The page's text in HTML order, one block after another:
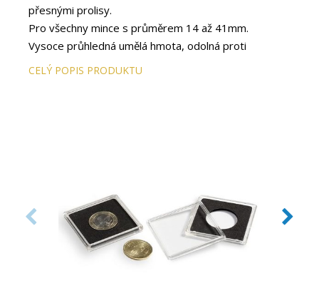
přesnými prolisy.
Pro všechny mince s průměrem 14 až 41mm.
Vysoce průhledná umělá hmota, odolná proti
poškrábání, skýtá dokonalou ochranu pro Vaše mince.
CELÝ POPIS PRODUKTU